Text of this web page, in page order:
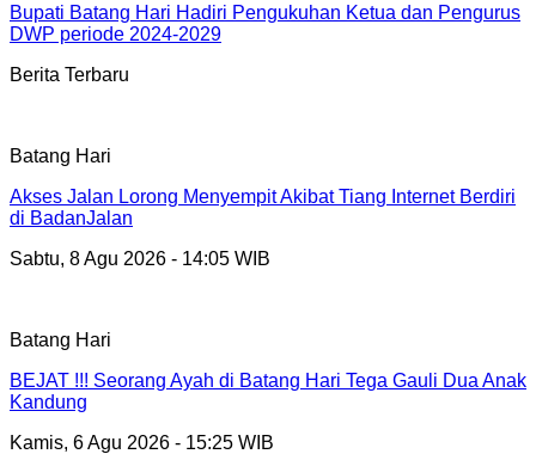
Bupati Batang Hari Hadiri Pengukuhan Ketua dan Pengurus
DWP periode 2024-2029
Berita Terbaru
Batang Hari
Akses Jalan Lorong Menyempit Akibat Tiang Internet Berdiri
di BadanJalan
Sabtu, 8 Agu 2026 - 14:05 WIB
Batang Hari
BEJAT !!! Seorang Ayah di Batang Hari Tega Gauli Dua Anak
Kandung
Kamis, 6 Agu 2026 - 15:25 WIB